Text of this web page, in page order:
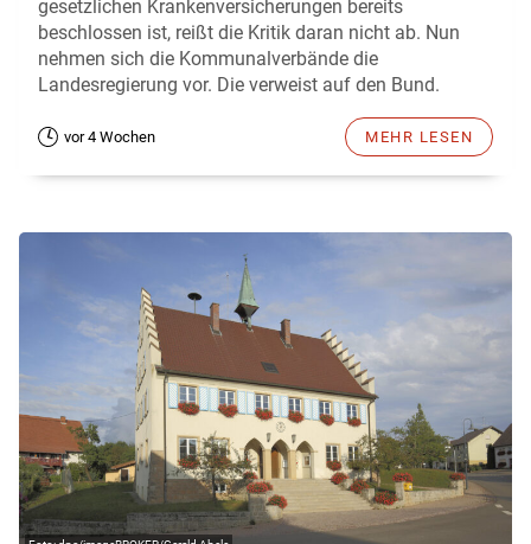
gesetzlichen Krankenversicherungen bereits
beschlossen ist, reißt die Kritik daran nicht ab. Nun
nehmen sich die Kommunalverbände die
Landesregierung vor. Die verweist auf den Bund.
vor 4 Wochen MEHR LESEN